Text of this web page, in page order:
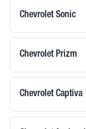
Chevrolet Sonic
Chevrolet Prizm
Chevrolet Captiva